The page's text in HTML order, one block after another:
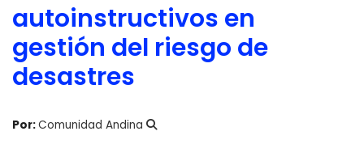
autoinstructivos en
gestión del riesgo de
desastres
Por:Comunidad Andina